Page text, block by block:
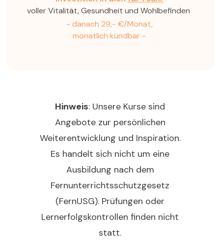
voller Vitalität, Gesundheit und Wohlbefinden
- danach 29,- €/Monat,
monatlich kündbar -
Hinweis: Unsere Kurse sind
Angebote zur persönlichen
Weiterentwicklung und Inspiration.
Es handelt sich nicht um eine
Ausbildung nach dem
Fernunterrichtsschutzgesetz
(FernUSG). Prüfungen oder
Lernerfolgskontrollen finden nicht
statt.